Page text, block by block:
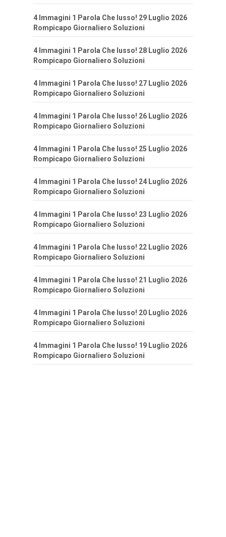
4 Immagini 1 Parola Che lusso! 29 Luglio 2026
Rompicapo Giornaliero Soluzioni
4 Immagini 1 Parola Che lusso! 28 Luglio 2026
Rompicapo Giornaliero Soluzioni
4 Immagini 1 Parola Che lusso! 27 Luglio 2026
Rompicapo Giornaliero Soluzioni
4 Immagini 1 Parola Che lusso! 26 Luglio 2026
Rompicapo Giornaliero Soluzioni
4 Immagini 1 Parola Che lusso! 25 Luglio 2026
Rompicapo Giornaliero Soluzioni
4 Immagini 1 Parola Che lusso! 24 Luglio 2026
Rompicapo Giornaliero Soluzioni
4 Immagini 1 Parola Che lusso! 23 Luglio 2026
Rompicapo Giornaliero Soluzioni
4 Immagini 1 Parola Che lusso! 22 Luglio 2026
Rompicapo Giornaliero Soluzioni
4 Immagini 1 Parola Che lusso! 21 Luglio 2026
Rompicapo Giornaliero Soluzioni
4 Immagini 1 Parola Che lusso! 20 Luglio 2026
Rompicapo Giornaliero Soluzioni
4 Immagini 1 Parola Che lusso! 19 Luglio 2026
Rompicapo Giornaliero Soluzioni